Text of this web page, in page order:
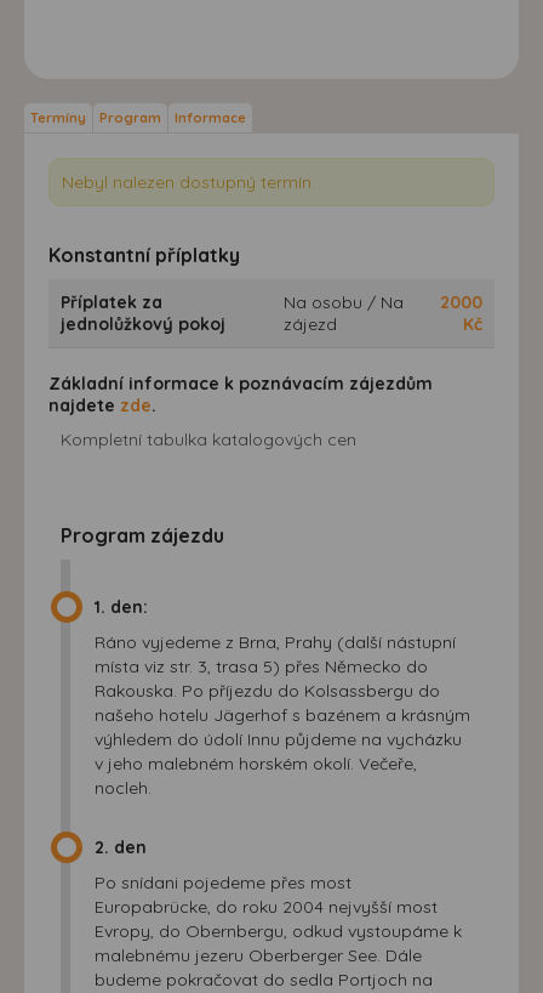
Termíny Program Informace
Nebyl nalezen dostupný termín.
Konstantní příplatky
Příplatek za
jednolůžkový pokoj
Na osobu / Na
zájezd
2000
Kč
Základní informace k poznávacím zájezdům
najdete zde.
Kompletní tabulka katalogových cen
Program zájezdu
1. den:
Ráno vyjedeme z Brna, Prahy (další nástupní
místa viz str. 3, trasa 5) přes Německo do
Rakouska. Po příjezdu do Kolsassbergu do
našeho hotelu Jägerhof s bazénem a krásným
výhledem do údolí Innu půjdeme na vycházku
v jeho malebném horském okolí. Večeře,
nocleh.
2. den
Po snídani pojedeme přes most
Europabrücke, do roku 2004 nejvyšší most
Evropy, do Obernbergu, odkud vystoupáme k
malebnému jezeru Oberberger See. Dále
budeme pokračovat do sedla Portjoch na